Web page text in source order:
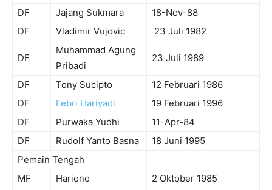
DF
Jajang Sukmara
18-Nov-88
DF
Vladimir Vujovic 23 Juli 1982
DF
Muhammad Agung
Pribadi
23 Juli 1989
DF Tony Sucipto
12 Februari 1986
DF
Febri Hariyadi
19 Februari 1996
DF
Purwaka Yudhi
11-Apr-84
DF
Rudolf Yanto Basna
18 Juni 1995
Pemain Tengah
MF
Hariono 2 Oktober 1985